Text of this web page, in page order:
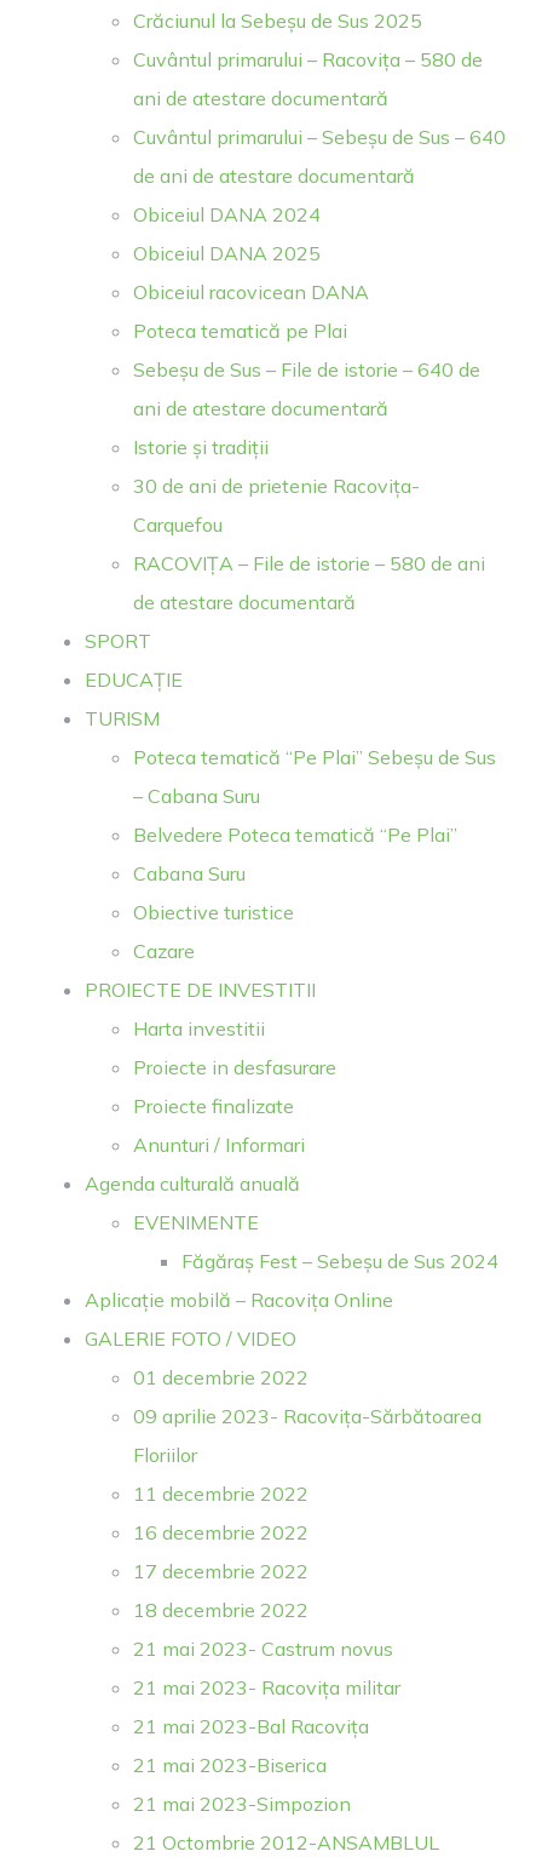
Crăciunul la Sebeșu de Sus 2025
Cuvântul primarului – Racovița – 580 de
ani de atestare documentară
Cuvântul primarului – Sebeșu de Sus – 640
de ani de atestare documentară
Obiceiul DANA 2024
Obiceiul DANA 2025
Obiceiul racovicean DANA
Poteca tematică pe Plai
Sebeșu de Sus – File de istorie – 640 de
ani de atestare documentară
Istorie și tradiții
30 de ani de prietenie Racovița-
Carquefou
RACOVIȚA – File de istorie – 580 de ani
de atestare documentară
SPORT
EDUCAȚIE
TURISM
Poteca tematică “Pe Plai” Sebeșu de Sus
– Cabana Suru
Belvedere Poteca tematică “Pe Plai”
Cabana Suru
Obiective turistice
Cazare
PROIECTE DE INVESTITII
Harta investitii
Proiecte in desfasurare
Proiecte finalizate
Anunturi / Informari
Agenda culturală anuală
EVENIMENTE
Făgăraș Fest – Sebeșu de Sus 2024
Aplicație mobilă – Racovița Online
GALERIE FOTO / VIDEO
01 decembrie 2022
09 aprilie 2023- Racovița-Sărbătoarea
Floriilor
11 decembrie 2022
16 decembrie 2022
17 decembrie 2022
18 decembrie 2022
21 mai 2023- Castrum novus
21 mai 2023- Racovița militar
21 mai 2023-Bal Racovița
21 mai 2023-Biserica
21 mai 2023-Simpozion
21 Octombrie 2012-ANSAMBLUL